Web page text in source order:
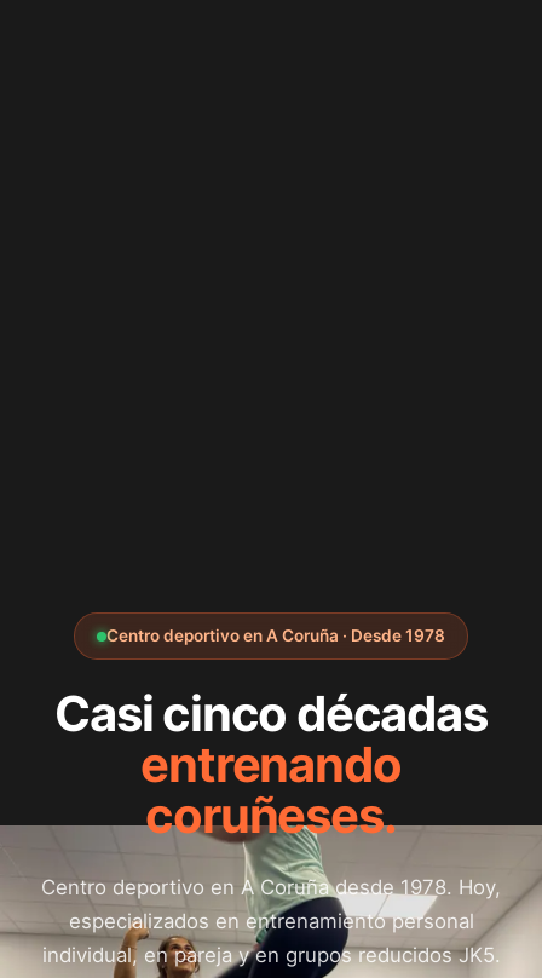
Centro deportivo en A Coruña · Desde 1978
Casi cinco décadas
entrenando
coruñeses.
Centro deportivo en A Coruña desde 1978. Hoy,
especializados en entrenamiento personal
individual, en pareja y en grupos reducidos JK5.